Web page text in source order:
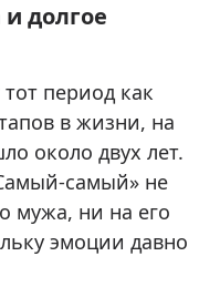
долгое
период как
в жизни, на
около двух лет.
самый» не
мужа, ни на его
эмоции давно